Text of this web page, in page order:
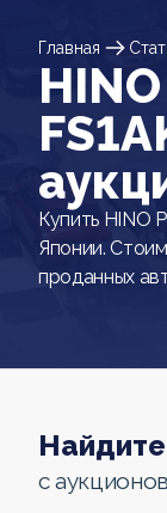
Главная
Купить HINO
Японии.
проданных
с